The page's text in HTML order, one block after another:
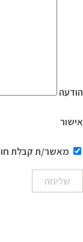
הודעה
אישור
מאשר/ת קבלת
שליחה